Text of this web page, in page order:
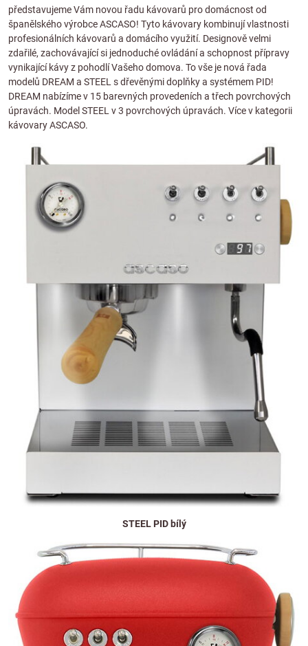
představujeme Vám novou řadu kávovarů pro domácnost od
španělského výrobce ASCASO! Tyto kávovary kombinují vlastnosti
profesionálních kávovarů a domácího využití. Designově velmi
zdařilé, zachovávající si jednoduché ovládání a schopnost přípravy
vynikající kávy z pohodlí Vašeho domova. To vše je nová řada
modelů DREAM a STEEL s dřevěnými doplňky a systémem PID!
DREAM nabízíme v 15 barevných provedeních a třech povrchových
úpravách. Model STEEL v 3 povrchových úpravách. Více v kategorii
kávovary ASCASO.
STEEL PID bílý